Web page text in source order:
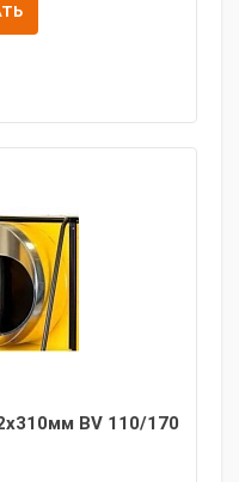
BV 110/170